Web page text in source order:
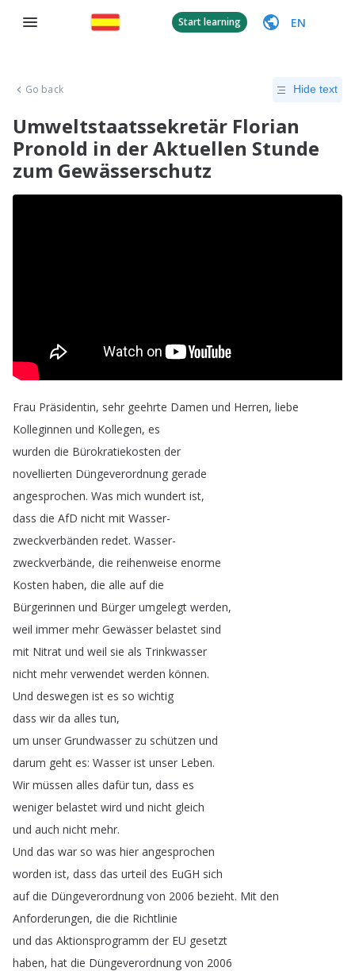
Start learning EN
Go back Hide text
Umweltstaatssekretär Florian
Pronold in der Aktuellen Stunde
zum Gewässerschutz
Frau Präsidentin, sehr geehrte Damen und Herren, liebe
Kolleginnen und Kollegen, es
wurden die Bürokratiekosten der
novellierten Düngeverordnung gerade
angesprochen. Was mich wundert ist,
dass die AfD nicht mit Wasser-
zweckverbänden redet. Wasser-
zweckverbände, die reihenweise enorme
Kosten haben, die alle auf die
Bürgerinnen und Bürger umgelegt werden,
weil immer mehr Gewässer belastet sind
mit Nitrat und weil sie als Trinkwasser
nicht mehr verwendet werden können.
Und deswegen ist es so wichtig
dass wir da alles tun,
um unser Grundwasser zu schützen und
darum geht es: Wasser ist unser Leben.
Wir müssen alles dafür tun, dass es
weniger belastet wird und nicht gleich
und auch nicht mehr.
Und das war so was hier angesprochen
worden ist, dass das urteil des EuGH sich
auf die Düngeverordnung von 2006 bezieht. Mit den
Anforderungen, die die Richtlinie
und das Aktionsprogramm der EU gesetzt
haben, hat die Düngeverordnung von 2006